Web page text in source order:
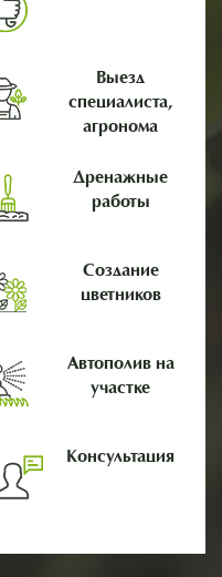
Выезд
специалиста,
агронома
Дренажные
работы
Создание
цветников
Автополив на
участке
Консультация